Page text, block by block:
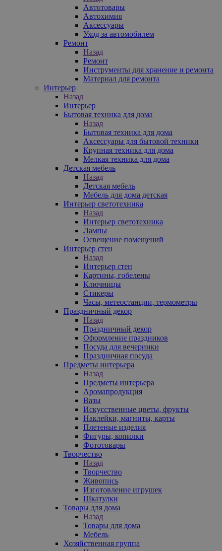
Автотовары
Автохимия
Аксессуары
Уход за автомобилем
Ремонт
Назад
Ремонт
Инструменты для хранение и ремонта
Материал для ремонта
Интерьер
Назад
Интерьер
Бытовая техника для дома
Назад
Бытовая техника для дома
Аксессуары для бытовой техники
Крупная техника для дома
Мелкая техника для дома
Детская мебель
Назад
Детская мебель
Мебель для дома детская
Интерьер светотехника
Назад
Интерьер светотехника
Лампы
Освещение помещений
Интерьер стен
Назад
Интерьер стен
Картины, гобелены
Ключницы
Стикеры
Часы, метеостанции, термометры
Праздничный декор
Назад
Праздничный декор
Оформление праздников
Посуда для вечеринки
Праздничная посуда
Предметы интерьера
Назад
Предметы интерьера
Аромапродукция
Вазы
Искусственные цветы, фрукты
Наклейки, магниты, карты
Плетеные изделия
Фигуры, копилки
Фототовары
Творчество
Назад
Творчество
Живопись
Изготовление игрушек
Шкатулки
Товары для дома
Назад
Товары для дома
Мебель
Хозяйственная группа